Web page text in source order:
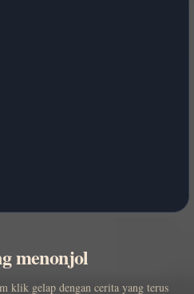
menonjol
klik gelap dengan cerita yang terus